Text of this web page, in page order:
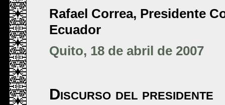
Rafael Correa, Presidente
Ecuador
Quito, 18 de abril de 2007
Discurso del presidente